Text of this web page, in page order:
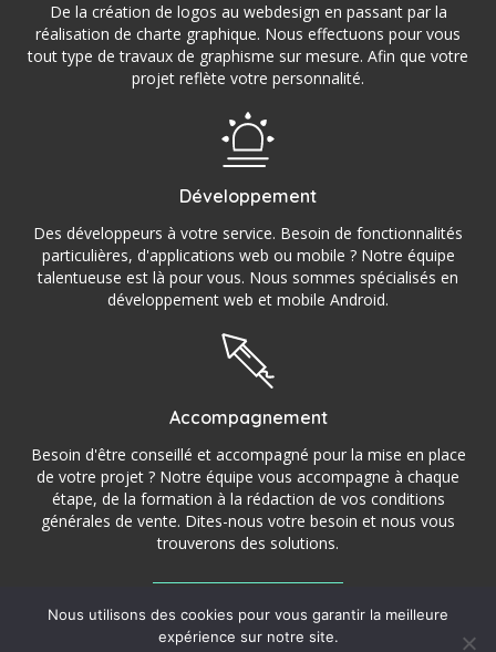
De la création de logos au webdesign en passant par la
réalisation de charte graphique. Nous effectuons pour vous
tout type de travaux de graphisme sur mesure. Afin que votre
projet reflète votre personnalité.
Développement
Des développeurs à votre service. Besoin de fonctionnalités
particulières, d'applications web ou mobile ? Notre équipe
talentueuse est là pour vous. Nous sommes spécialisés en
développement web et mobile Android.
Accompagnement
Besoin d'être conseillé et accompagné pour la mise en place
de votre projet ? Notre équipe vous accompagne à chaque
étape, de la formation à la rédaction de vos conditions
générales de vente. Dites-nous votre besoin et nous vous
trouverons des solutions.
©2016 – 2022 StoryCom – Agence de communication,
Nous utilisons des cookies pour vous garantir la meilleure
expérience sur notre site.